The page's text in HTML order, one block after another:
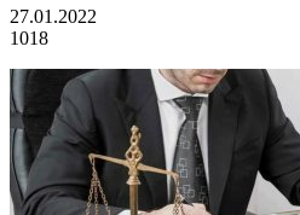
27.01.2022
1018